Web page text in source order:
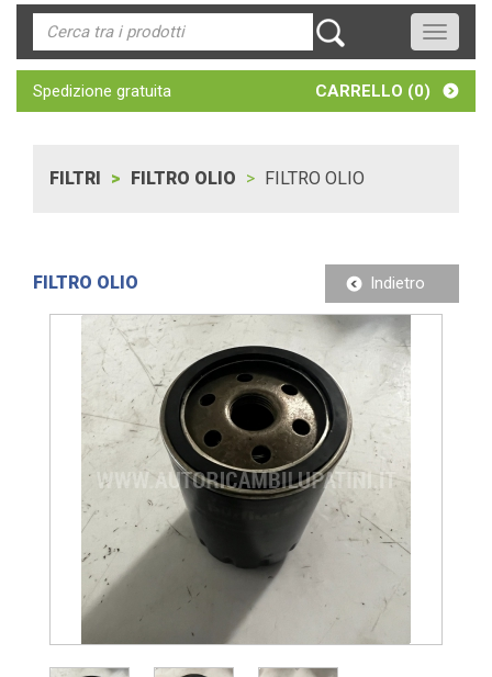
Toggle
Spedizione gratuita CARRELLO (0)
FILTRI FILTRO OLIO FILTRO OLIO
Indietro
FILTRO OLIO